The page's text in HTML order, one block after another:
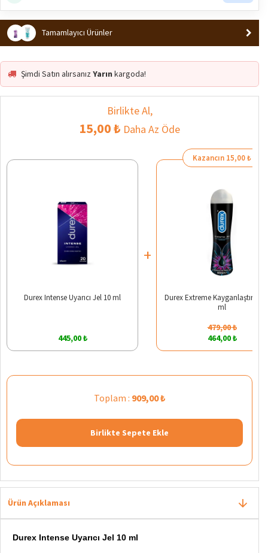
Tamamlayıcı Ürünler
Şimdi Satın alırsanızYarın kargoda!
Birlikte Al,
15,00 ₺ Daha Az Öde
Durex Intense Uyarıcı Jel 10 ml
445,00 ₺
+
Kazancın 15,00 ₺
Durex Extreme Kayganlaştırıcı
ml
479,00 ₺
464,00 ₺
Toplam : 909,00 ₺
Birlikte Sepete Ekle
Ürün Açıklaması
Durex Intense Uyarıcı Jel 10 ml